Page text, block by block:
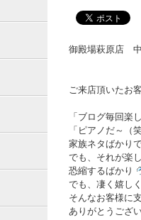
御殿場萩原店
ご来店頂いたお客
「ブログ毎回楽
「ピアノだ～（
家族ネタばかり
でも、それが楽
恐縮するばかり
でも、凄く嬉し
そんなお客様に
ありがとうござ